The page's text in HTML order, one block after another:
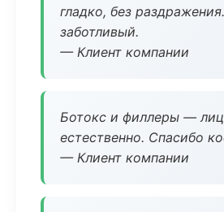
гладко, без
заботливый.
— Клиент компании
Ботокс и филлеры —
естественно. Спасибо
— Клиент компании